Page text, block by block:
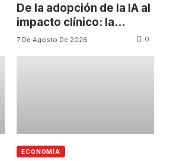
De la adopción de la IA al
impacto clínico: la
siguiente frontera de la
7 De Agosto De 2026 0
ECONOMÍA